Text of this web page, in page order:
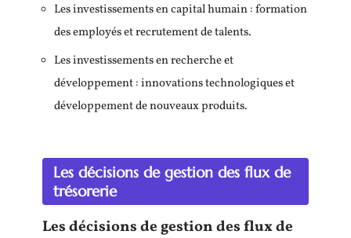
Les investissements en capital humain : formation
des employés et recrutement de talents.
Les investissements en recherche et
développement : innovations technologiques et
développement de nouveaux produits.
Les décisions de gestion des flux de
trésorerie
Les décisions de gestion des flux de